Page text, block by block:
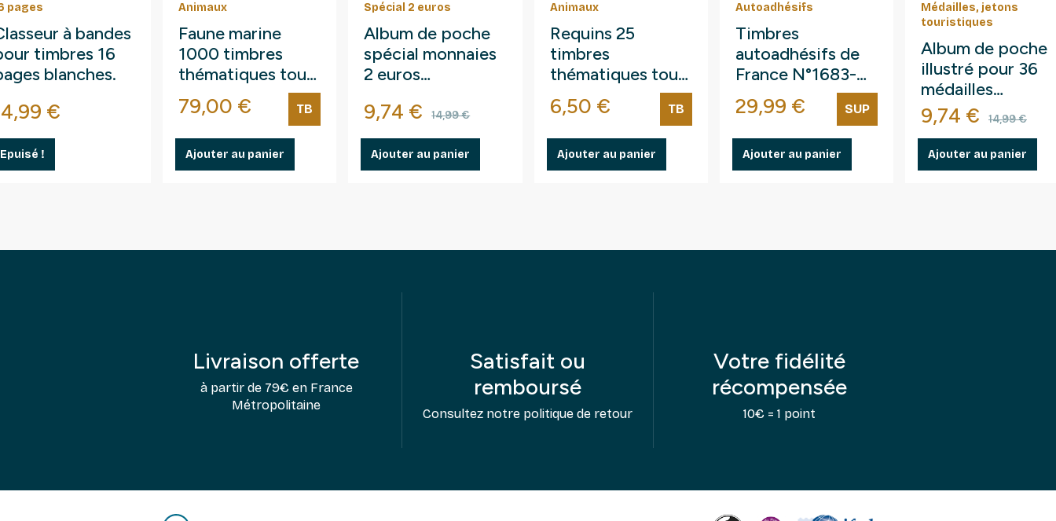
pages
à bandes
timbres 16
blanches.
€
Epuisé !
Animaux
Faune marine
1000 timbres
thématiques tous
différents.
Prix
79,00 € TB
Ajouter au panier
Spécial 2 euros
Album de poche
spécial monnaies
2 euros
Prix
9,74 € Prix de base
14,99 €
Ajouter au panier
Animaux
Requins 25
timbres
thématiques tous
différents.
Prix
6,50 € TB
Ajouter au panier
Autoadhésifs
Timbres
autoadhésifs de
France N°1683-
1694, Poissons de
mer.
Prix
29,99 € SUP
Ajouter au panier
Médailles, jetons
touristiques
Album de poche
illustré pour 36
médailles
touristiques.
Prix
9,74 € Prix de
14,99 €
Ajouter au panier
Livraison offerte
à partir de 79€ en France
Métropolitaine
Satisfait ou
remboursé
Consultez notre politique de retour
Votre fidélité
récompensée
10€ = 1 point